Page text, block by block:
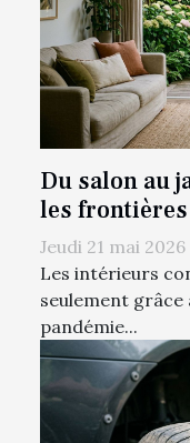
Du salon au
les frontières
Jeudi 21 mai
Les intérieurs
seulement grâce
pandémie...